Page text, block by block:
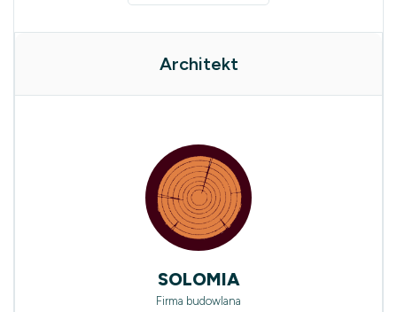
Architekt
SOLOMIA
Firma budowlana